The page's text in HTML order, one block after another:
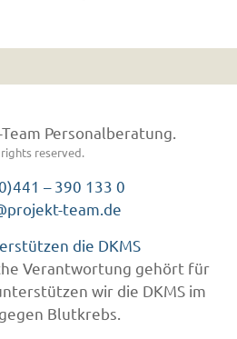
Personalberatung.
reserved.
– 390 133 0
team.de
die DKMS
Verantwortung gehört für
wir die DKMS im
Blutkrebs.